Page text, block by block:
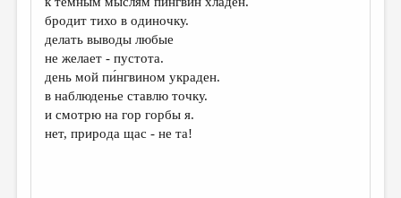
бродит тихо в одиночку.
делать выводы любые
не желает - пустота.
день мой пи́нгвином украден.
в наблюденье ставлю точку.
и смотрю на гор горбы я.
нет, природа щас - не та!